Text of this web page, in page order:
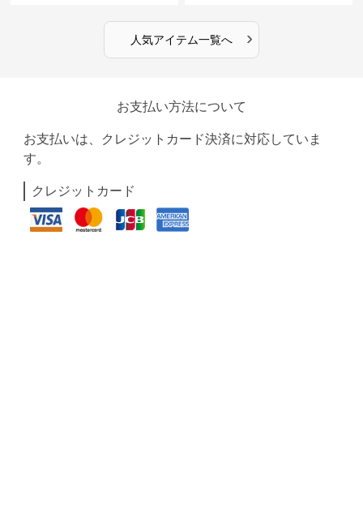
人気アイテム一覧へ ›
お支払い方法について
お支払いは、クレジットカード決済に対応していま
す。
クレジットカード